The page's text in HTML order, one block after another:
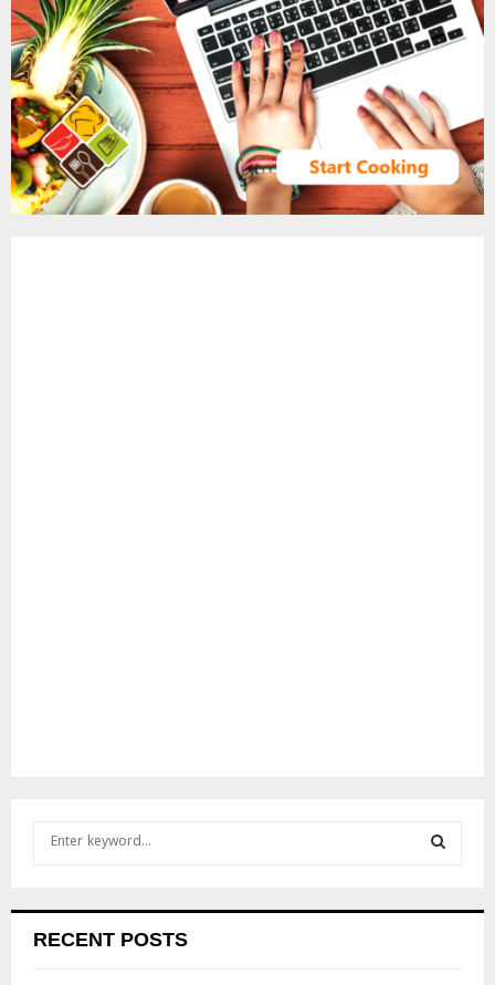
hRECENT POSTS